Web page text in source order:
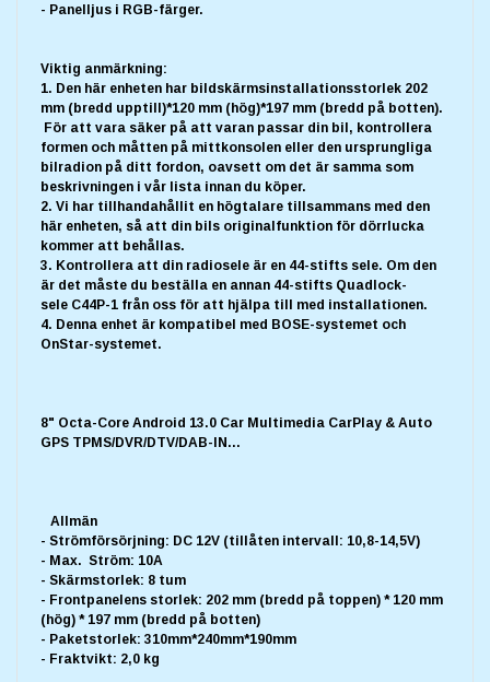
- Panelljus i RGB-färger.
Viktig anmärkning:
1. Den här enheten har bildskärmsinstallationsstorlek 202
mm (bredd upptill)*120 mm (hög)*197 mm (bredd på botten).
För att vara säker på att varan passar din bil, kontrollera
formen och måtten på mittkonsolen eller den ursprungliga
bilradion på ditt fordon, oavsett om det är samma som
beskrivningen i vår lista innan du köper.
2. Vi har tillhandahållit en högtalare tillsammans med den
här enheten, så att din bils originalfunktion för dörrlucka
kommer att behållas.
3. Kontrollera att din radiosele är en 44-stifts sele. Om den
är det måste du beställa en annan 44-stifts Quadlock-
sele C44P-1 från oss för att hjälpa till med installationen.
4. Denna enhet är kompatibel med BOSE-systemet och
OnStar-systemet.
8" Octa-Core Android 13.0 Car Multimedia CarPlay & Auto
GPS TPMS/DVR/DTV/DAB-IN...
Allmän
- Strömförsörjning: DC 12V (tillåten intervall: 10,8-14,5V)
- Max. Ström: 10A
- Skärmstorlek: 8 tum
- Frontpanelens storlek: 202 mm (bredd på toppen) * 120 mm
(hög) * 197 mm (bredd på botten)
- Paketstorlek: 310mm*240mm*190mm
- Fraktvikt: 2,0 kg